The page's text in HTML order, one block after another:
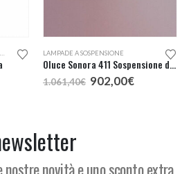
LAMPADE A SOSPENSIONE
Oluce Sonora 411 Sospensione d. 50
1.061,40€ Il
prezzo
902,00€Il
novità e uno sconto extra